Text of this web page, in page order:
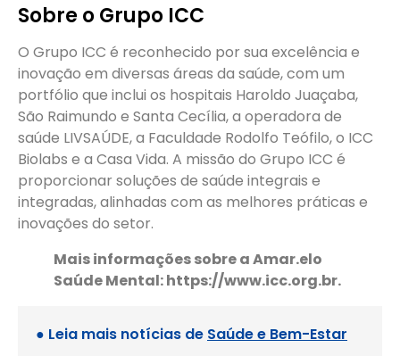
Sobre o Grupo ICC
O Grupo ICC é reconhecido por sua excelência e
inovação em diversas áreas da saúde, com um
portfólio que inclui os hospitais Haroldo Juaçaba,
São Raimundo e Santa Cecília, a operadora de
saúde LIVSAÚDE, a Faculdade Rodolfo Teófilo, o ICC
Biolabs e a Casa Vida. A missão do Grupo ICC é
proporcionar soluções de saúde integrais e
integradas, alinhadas com as melhores práticas e
inovações do setor.
Mais informações sobre a Amar.elo
Saúde Mental: https://www.icc.org.br.
● Leia mais notícias de Saúde e Bem-Estar